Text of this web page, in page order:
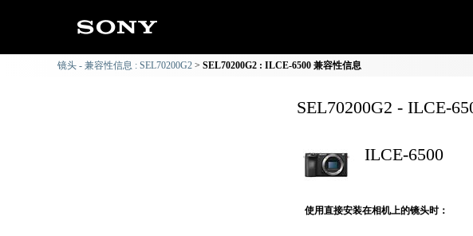
镜头 - 兼容性信息 : SEL70200G2 SEL70200G2 : ILCE-6500 兼容性信息
SEL70200G2 - ILCE-
ILCE-6500
使用直接安装在相机上的镜头时：